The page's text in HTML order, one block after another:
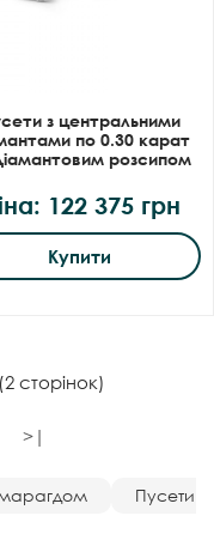
з центральними
по 0.30 карат
розсипом
122 375 грн
Купити
сторінок)
>|
Пусети